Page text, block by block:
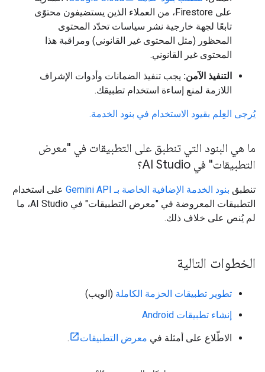
على Firestore، من العملاء الذين يستضيفون محتوًى
تابعًا لجهة خارجية نشر سياسات تحدّد المحتوى
المحظور (مثل المحتوى غير القانوني) ومراقبة هذا
المحتوى غير القانوني.
التنفيذ الآمن: يجب تنفيذ الضمانات وأدوات الإشراف
اللازمة لمنع إساءة استخدام تطبيقك.
يُرجى العِلم بقيود الاستخدام في بنود الخدمة.
ما هي البنود التي تنطبق على التطبيقات في "معرض
التطبيقات" في AI Studio؟
تنطبق بنود الخدمة الإضافية الخاصة بـ Gemini API
على استخدام
التطبيقات المعروضة في "معرض التطبيقات" في AI Studio، ما
لم يُنص على خلاف ذلك.
الخطوات التالية
تطوير تطبيقات الحزمة الكاملة (الويب)
إنشاء تطبيقات Android
الاطّلاع على أمثلة في معرض التطبيقات .